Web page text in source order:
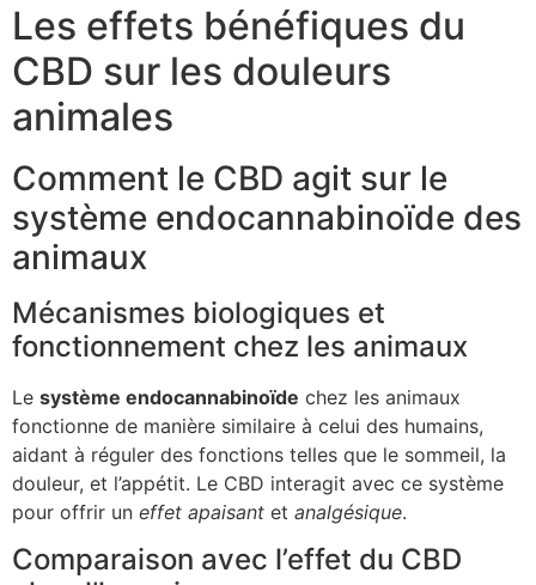
Les effets bénéfiques du
CBD sur les douleurs
animales
Comment le CBD agit sur le
système endocannabinoïde des
animaux
Mécanismes biologiques et
fonctionnement chez les animaux
Le système endocannabinoïde chez les animaux
fonctionne de manière similaire à celui des humains,
aidant à réguler des fonctions telles que le sommeil, la
douleur, et l’appétit. Le CBD interagit avec ce système
pour offrir un effet apaisant et analgésique.
Comparaison avec l’effet du CBD